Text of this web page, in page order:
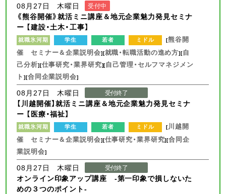
08月27日 木曜日 受付中
《熊谷開催》就活ミニ講座＆地元企業魅力発見セミナ
ー 【建設・土木・工事】
就職氷河期 学生 若者 ミドル [熊谷開
催 セミナー＆企業説明会][就職・転職活動の進め方][自
己分析][仕事研究・業界研究][自己管理・セルフマネジメン
ト][合同企業説明会]
08月27日 木曜日 受付終了
【川越開催】就活ミニ講座＆地元企業魅力発見セミナ
ー 【医療・福祉】
就職氷河期 学生 若者 ミドル [川越開
催 セミナー＆企業説明会][仕事研究・業界研究][合同企
業説明会]
08月27日 木曜日 受付終了
オンライン印象アップ講座 -第一印象で損しないた
めの３つのポイント-